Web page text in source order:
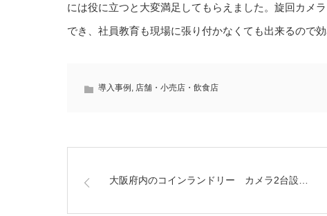
には役に立つと大変満足してもらえました。旋回カメ
でき、社員教育も現場に張り付かなくても出来るので効
導入事例 店舗・小売店・飲食店
大阪府内のコインランドリー カメラ2台設…